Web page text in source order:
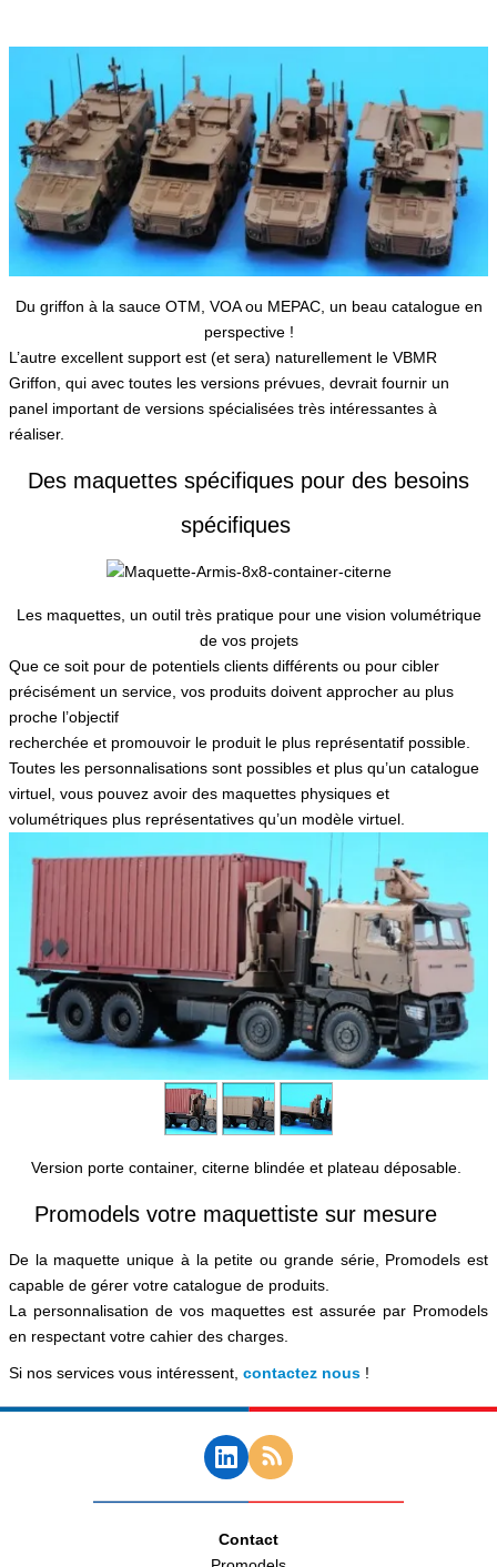
Du griffon à la sauce OTM, VOA ou MEPAC, un beau catalogue en
perspective !
L’autre excellent support est (et sera) naturellement le VBMR
Griffon, qui avec toutes les versions prévues, devrait fournir un
panel important de versions spécialisées très intéressantes à
réaliser.
Des maquettes spécifiques pour des besoins
spécifiques
Les maquettes, un outil très pratique pour une vision volumétrique
de vos projets
Que ce soit pour de potentiels clients différents ou pour cibler
précisément un service, vos produits doivent approcher au plus
proche l’objectif
recherchée et promouvoir le produit le plus représentatif possible.
Toutes les personnalisations sont possibles et plus qu’un catalogue
virtuel, vous pouvez avoir des maquettes physiques et
volumétriques plus représentatives qu’un modèle virtuel.
Version porte container, citerne blindée et plateau déposable.
Promodels votre maquettiste sur mesure
De la maquette unique à la petite ou grande série, Promodels est
capable de gérer votre catalogue de produits.
La personnalisation de vos maquettes est assurée par Promodels
en respectant votre cahier des charges.
Si nos services vous intéressent, contactez nous !
Contact